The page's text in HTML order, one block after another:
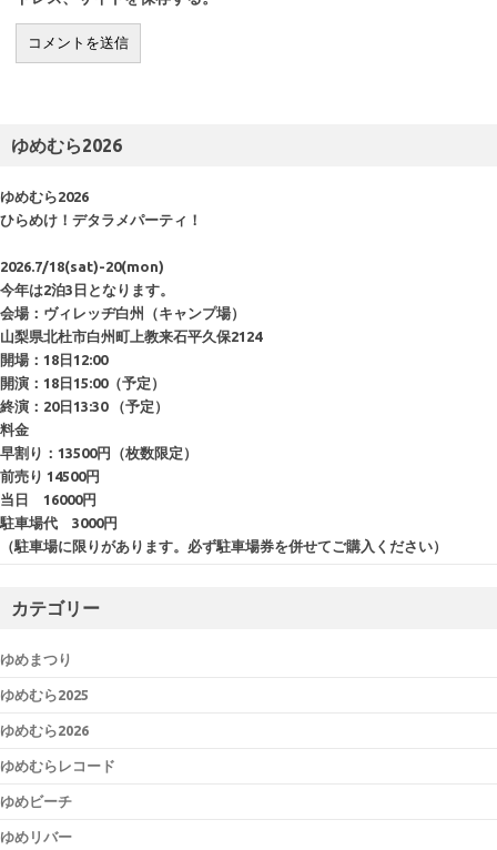
ゆめむら2026
ゆめむら2026
ひらめけ！デタラメパーティ！
2026.7/18(sat)-20(mon)
今年は2泊3日となります。
会場：ヴィレッヂ白州（キャンプ場）
山梨県北杜市白州町上教来石平久保2124
開場：18日12:00
開演：18日15:00（予定）
終演：20日13:30 （予定）
料金
早割り：13500円（枚数限定）
前売り 14500円
当日 16000円
駐車場代 3000円
（駐車場に限りがあります。必ず駐車場券を併せてご購入ください）
カテゴリー
ゆめまつり
ゆめむら2025
ゆめむら2026
ゆめむらレコード
ゆめビーチ
ゆめリバー